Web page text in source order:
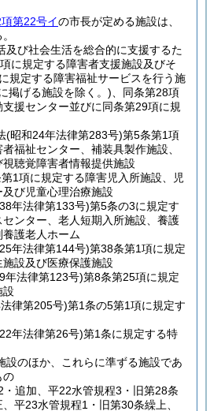
第22号イの市長が定める施設は、
及び社会生活を総合的に支援するた
に規定する障害者支援施設及びそ
規定する障害福祉サービスを行う施
掲げる施設を除く。) 、同条第28項
援センター並びに同条第29項に規
(昭和24年法律第283号)第5条第1項
福祉センター、補装具製作施設、
聴覚障害者情報提供施設
1項に規定する障害児入所施設、児
び児童心理治療施設
年法律第133号)第5条の3に規定す
ンター、老人短期入所施設、養護
護老人ホーム
年法律第144号)第38条第1項に規定
設及び医療保護施設
年法律第123号)第8条第25項に規定
設
律第205号)第1条の5第1項に規定す
年法律第26号)第1条に規定する特
設のほか、これらに準ずる施設であ
の
追加、平22水管規程3・旧第28条
平23水管規程1・旧第30条繰上、